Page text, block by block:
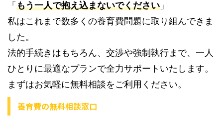
「 もう一人で抱え込まないでください 」
私はこれまで数多くの養育費問題に取り組んできま
した。
法的手続きはもちろん、交渉や強制執行まで、一人
ひとりに最適なプランで全力サポートいたします。
まずはお気軽に無料相談をご利用ください。
養育費の無料相談窓口